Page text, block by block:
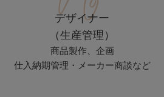
デザイナー
（生産管理）
商品製作、企画
仕入納期管理・メーカー商談など